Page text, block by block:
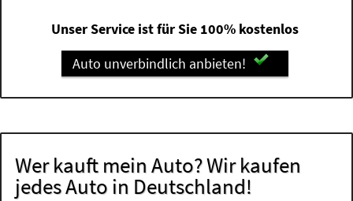
Unser Service ist für Sie 100% kostenlos
Auto unverbindlich anbieten!
Wer kauft mein Auto? Wir kaufen
jedes Auto in Deutschland!